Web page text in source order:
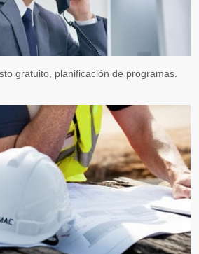
gratuito, planificación de programas.